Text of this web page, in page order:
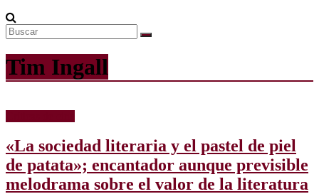
Tim Ingall
«La sociedad literaria y el pastel de piel
de patata»; encantador aunque previsible
melodrama sobre el valor de la literatura